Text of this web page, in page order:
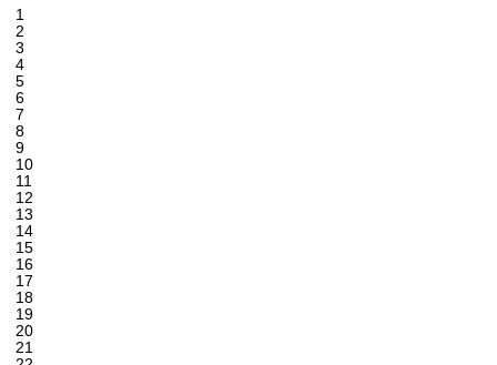
1
2
3
4
5
6
7
8
9
10
11
12
13
14
15
16
17
18
19
20
21